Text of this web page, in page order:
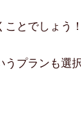
とでしょう！
プランも選